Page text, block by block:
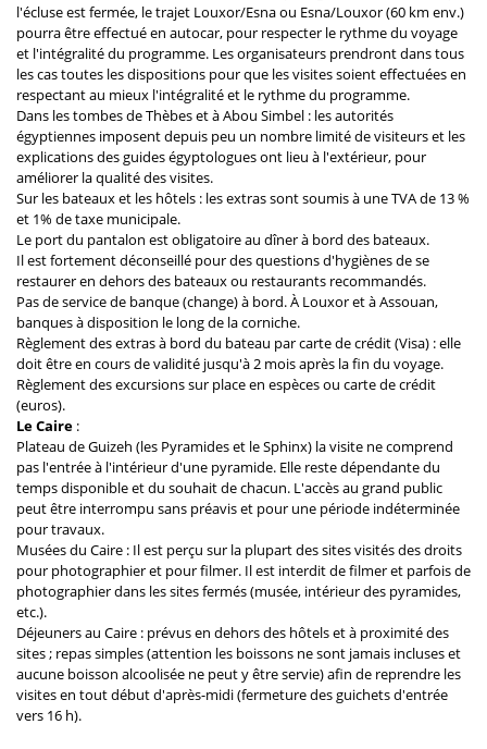
l'écluse est fermée, le trajet Louxor/Esna ou Esna/Louxor (60 km env.)
pourra être effectué en autocar, pour respecter le rythme du voyage
et l'intégralité du programme. Les organisateurs prendront dans tous
les cas toutes les dispositions pour que les visites soient effectuées en
respectant au mieux l'intégralité et le rythme du programme.
Dans les tombes de Thèbes et à Abou Simbel : les autorités
égyptiennes imposent depuis peu un nombre limité de visiteurs et les
explications des guides égyptologues ont lieu à l'extérieur, pour
améliorer la qualité des visites.
Sur les bateaux et les hôtels : les extras sont soumis à une TVA de 13 %
et 1% de taxe municipale.
Le port du pantalon est obligatoire au dîner à bord des bateaux.
Il est fortement déconseillé pour des questions d'hygiènes de se
restaurer en dehors des bateaux ou restaurants recommandés.
Pas de service de banque (change) à bord. À Louxor et à Assouan,
banques à disposition le long de la corniche.
Règlement des extras à bord du bateau par carte de crédit (Visa) : elle
doit être en cours de validité jusqu'à 2 mois après la fin du voyage.
Règlement des excursions sur place en espèces ou carte de crédit
(euros).
Le Caire :
Plateau de Guizeh (les Pyramides et le Sphinx) la visite ne comprend
pas l'entrée à l'intérieur d'une pyramide. Elle reste dépendante du
temps disponible et du souhait de chacun. L'accès au grand public
peut être interrompu sans préavis et pour une période indéterminée
pour travaux.
Musées du Caire : Il est perçu sur la plupart des sites visités des droits
pour photographier et pour filmer. Il est interdit de filmer et parfois de
photographier dans les sites fermés (musée, intérieur des pyramides,
etc.).
Déjeuners au Caire : prévus en dehors des hôtels et à proximité des
sites ; repas simples (attention les boissons ne sont jamais incluses et
aucune boisson alcoolisée ne peut y être servie) afin de reprendre les
visites en tout début d'après-midi (fermeture des guichets d'entrée
vers 16 h).